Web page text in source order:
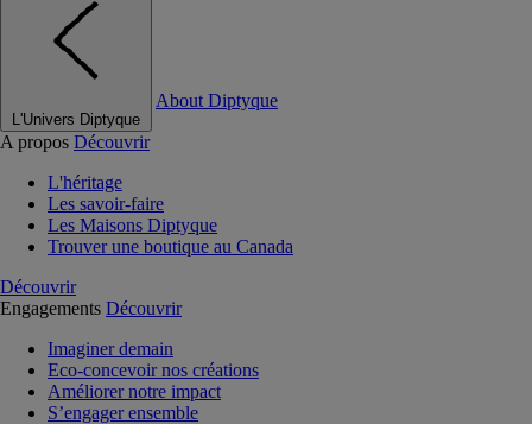
L'Univers Diptyque
About Diptyque
A propos Découvrir
L'héritage
Les savoir-faire
Les Maisons Diptyque
Trouver une boutique au Canada
Découvrir
Engagements Découvrir
Imaginer demain
Eco-concevoir nos créations
Améliorer notre impact
S’engager ensemble